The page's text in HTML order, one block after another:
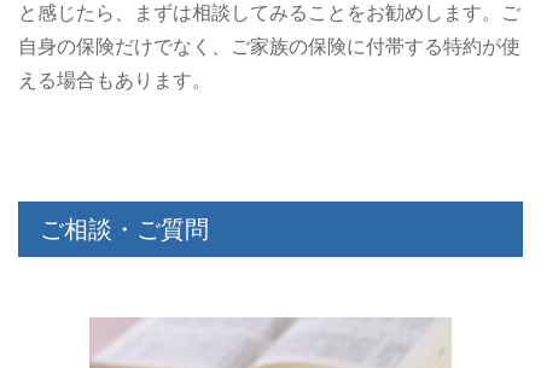
と感じたら、まずは相談してみることをお勧めします。ご
自身の保険だけでなく、ご家族の保険に付帯する特約が使
える場合もあります。
ご相談・ご質問